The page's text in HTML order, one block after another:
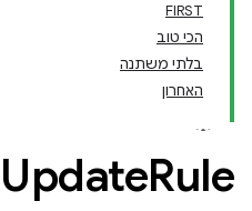
FIRST
הכי טוב
בלתי משתנה
האחרון
UpdateRule